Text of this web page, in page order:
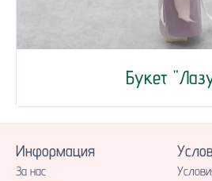
Букет
Информация
За нас